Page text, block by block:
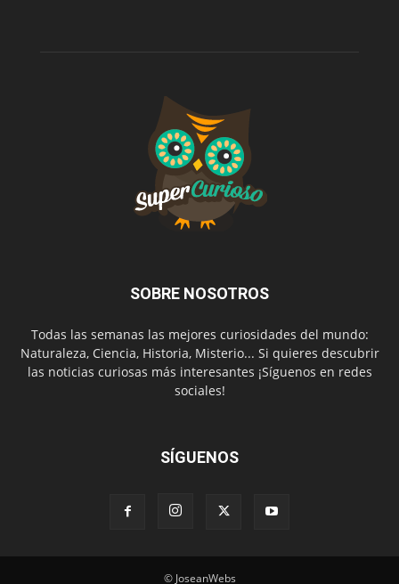
SOBRE NOSOTROS
Todas las semanas las mejores curiosidades del mundo:
Naturaleza, Ciencia, Historia, Misterio... Si quieres descubrir
las noticias curiosas más interesantes ¡Síguenos en redes
sociales!
SÍGUENOS
© JoseanWebs